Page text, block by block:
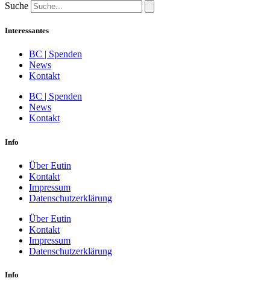
Suche
Interessantes
BC | Spenden
News
Kontakt
BC | Spenden
News
Kontakt
Info
Über Eutin
Kontakt
Impressum
Datenschutzerklärung
Über Eutin
Kontakt
Impressum
Datenschutzerklärung
Info